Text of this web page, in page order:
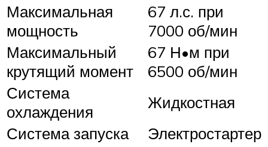
Максимальная
мощность
67 л.с. при
7000 об/мин
Максимальный
крутящий момент
67 Н•м при
6500 об/мин
Система
охлаждения
Жидкостная
Система запуска
Электростартер